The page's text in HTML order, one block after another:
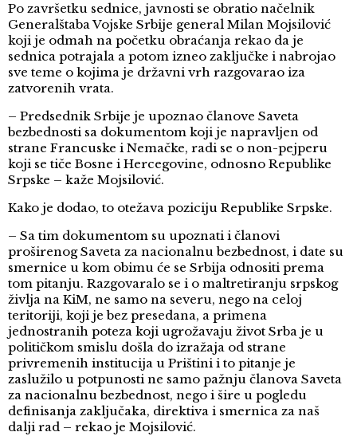
Po završetku sednice, javnosti se obratio načelnik
Generalštaba Vojske Srbije general Milan Mojsilović
koji je odmah na početku obraćanja rekao da je
sednica potrajala a potom izneo zaključke i nabrojao
sve teme o kojima je državni vrh razgovarao iza
zatvorenih vrata.
– Predsednik Srbije je upoznao članove Saveta
bezbednosti sa dokumentom koji je napravljen od
strane Francuske i Nemačke, radi se o non-pejperu
koji se tiče Bosne i Hercegovine, odnosno Republike
Srpske – kaže Mojsilović.
Kako je dodao, to otežava poziciju Republike Srpske.
– Sa tim dokumentom su upoznati i članovi
proširenog Saveta za nacionalnu bezbednost, i date su
smernice u kom obimu će se Srbija odnositi prema
tom pitanju. Razgovaralo se i o maltretiranju srpskog
življa na KiM, ne samo na severu, nego na celoj
teritoriji, koji je bez presedana, a primena
jednostranih poteza koji ugrožavaju život Srba je u
političkom smislu došla do izražaja od strane
privremenih institucija u Prištini i to pitanje je
zaslužilo u potpunosti ne samo pažnju članova Saveta
za nacionalnu bezbednost, nego i šire u pogledu
definisanja zaključaka, direktiva i smernica za naš
dalji rad – rekao je Mojsilović.